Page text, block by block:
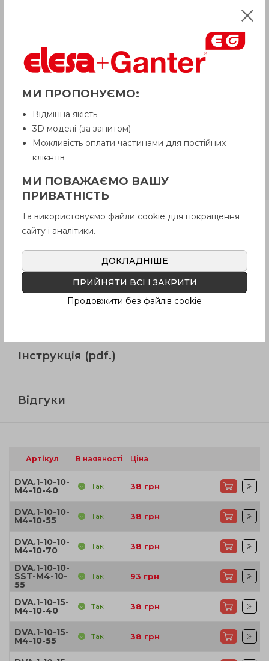
Товар з приміткою «Є в наявності»
відвантажується Покупцеві терміном
до 6 робочих днів. Термін поставки
товару, якого немає на складі,
Продавець залишає за собою право
гамі, якщо інше не обговорено
Покупцем.
нержавіюча/оцинкована сталь
Продукція
Опис
Інструкція (pdf.)
Відгуки
Артікул В наявності Ціна
DVA.1-10-10-
M4-10-40 Так 38 грн
DVA.1-10-10-
M4-10-55 Так 38 грн
DVA.1-10-10-
M4-10-70 Так 38 грн
DVA.1-10-10-
SST-M4-10-
55
Так 93 грн
DVA.1-10-15-
M4-10-40 Так 38 грн
DVA.1-10-15-
M4-10-55 Так 38 грн
МИ ПРОПОНУЄМО:
Відмінна якість
3D моделі (за запитом)
Можливість оплати частинами для постійних
клієнтів
МИ ПОВАЖАЄМО ВАШУ
ПРИВАТНІСТЬ
Та використовуємо файли cookie для покращення
сайту і аналітики.
ДОКЛАДНІШЕ
ПРИЙНЯТИ ВСІ І ЗАКРИТИ
Продовжити без файлів cookie